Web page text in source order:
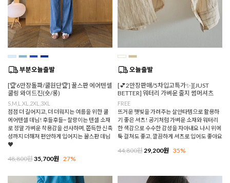
[🏆6만장돌파/쿨원단🏆] 꿀스판 에어텐셀
쿨링 와이드진(숏/롱)
S,M,L,XL,2XL,3XL
점점 더 길어지고, 더 더워지는 여름을 위한 쿨
에어텐셀 데님! 후들후들~ 찰랑이는 텐셀 소재
로 정말 가벼운 착용감을 선사하며, 쫀득한 신축
성까지 더해져 편안하게 입어지는 꿀스판 데님
♥
48,800원35,700원 27%
[💕2만장판매/5차입고특가✨][JUST
BETTER] 워터리 가벼운 줄지 썸머셔츠
FREE
뜨거운 햇빛을 가려주는 살안타템으로 활용하
기 좋은 셔츠! 공기처럼 가벼운 소재와 워터리
한 색감으로 수수한 감성을 자아내요 나시 위에
툭 걸쳐도 좋고, 깔끔하게 셔츠로 입어도 좋아요
44,800원29,200원 35%